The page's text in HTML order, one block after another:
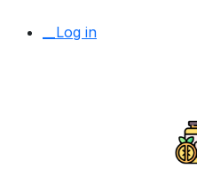
__Log in